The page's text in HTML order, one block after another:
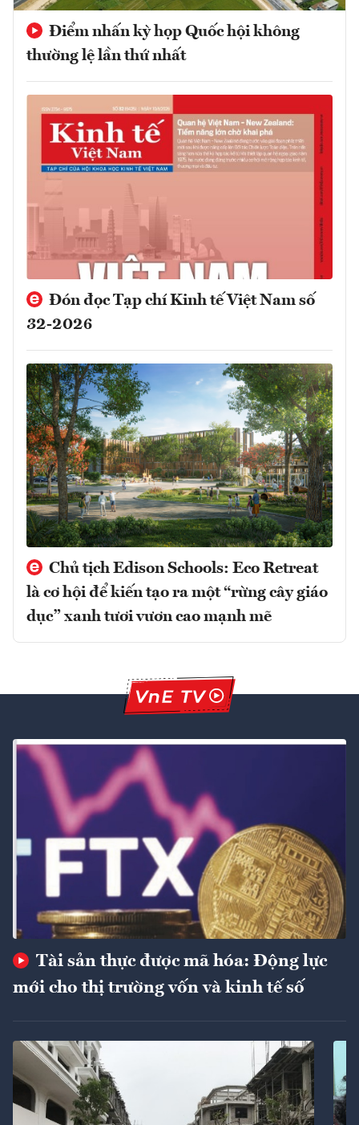
Điểm nhấn kỳ họp Quốc hội không
thường lệ lần thứ nhất
Đón đọc Tạp chí Kinh tế Việt Nam số
32-2026
Chủ tịch Edison Schools: Eco Retreat
là cơ hội để kiến tạo ra một “rừng cây giáo
dục” xanh tươi vươn cao mạnh mẽ
Tài sản thực được mã hóa: Động lực
mới cho thị trường vốn và kinh tế số